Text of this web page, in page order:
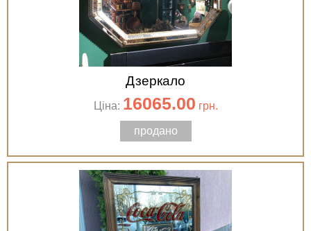
Дзеркало
Ціна: 16065.00 грн.
продано